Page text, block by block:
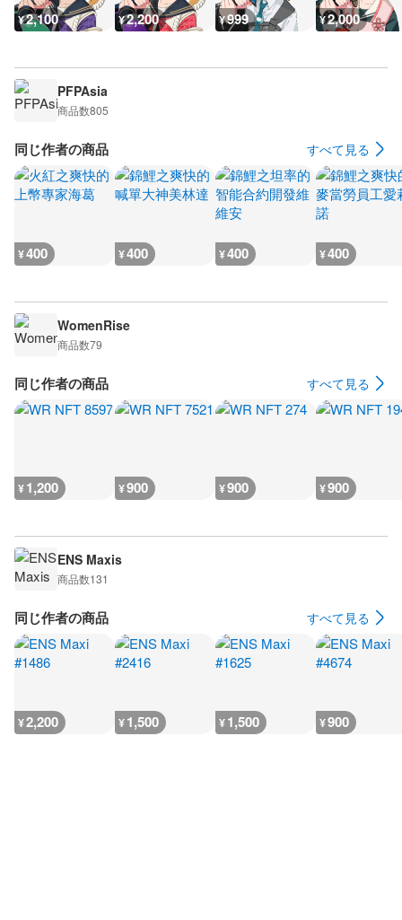
¥2,100 ¥2,200 ¥999 ¥2,000
PFPAsia
商品数805
同じ作者の商品 すべて見る
¥400 ¥400 ¥400 ¥400
WomenRise
商品数79
同じ作者の商品 すべて見る
¥1,200 ¥900 ¥900 ¥900
ENS Maxis
商品数131
同じ作者の商品 すべて見る
¥2,200 ¥1,500 ¥1,500 ¥900